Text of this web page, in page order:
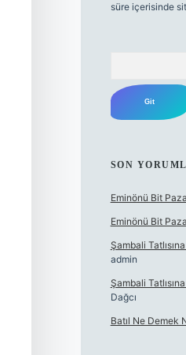
süre içerisinde
SON
Eminönü Bit
Eminönü Bit
Şambali
admin
Şambali
Dağcı
Batıl Ne Demek